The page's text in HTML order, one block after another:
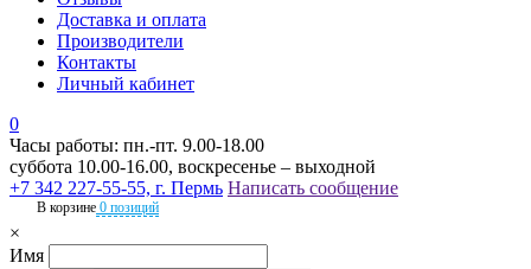
Доставка и оплата
Производители
Контакты
Личный кабинет
0
Часы работы: пн.-пт. 9.00-18.00
суббота 10.00-16.00, воскресенье – выходной
+7 342 227-55-55, г. Пермь Написать сообщение
В корзине 0 позиций
×
Имя